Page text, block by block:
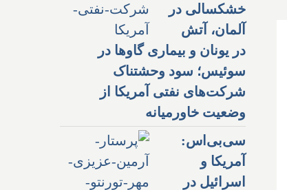
خشکسالی در
آلمان، آتش
در یونان و بیماری گاوها در
سوئیس؛ سود وحشتناک
شرکت‌های نفتی آمریکا از
وضعیت خاورمیانه
سی‌بی‌اس:
آمریکا و
اسرائیل در